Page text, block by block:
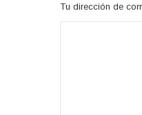
Tu dirección de